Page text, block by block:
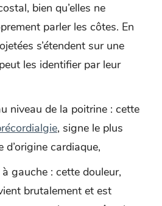
bien qu’elles ne
parler les côtes. En
s’étendent sur une
les identifier par leur
niveau de la poitrine : cette
, signe le plus
cardiaque,
gauche : cette douleur,
brutalement et est